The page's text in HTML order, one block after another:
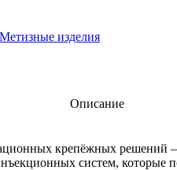
Метизные изделия
Описание
крепёжных решений
систем, которые